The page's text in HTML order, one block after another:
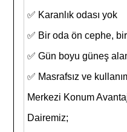
✅ Karanlık odası yok
✅ Bir oda ön cephe,
✅ Gün boyu güneş
✅ Masrafsız ve
Merkezi Konum
Dairemiz;